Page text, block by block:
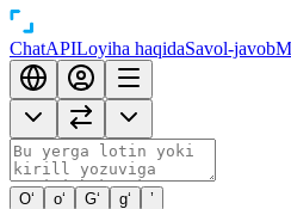
ChatAPILoyiha haqidaSavol-javob
O‘ o‘ G‘ g‘ ’